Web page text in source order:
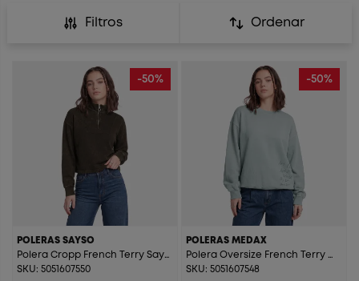
Filtros Ordenar
-50%
POLERAS SAYSO
Polera Cropp French Terry Sayso Acid Wash/Brown
SKU: 5051607550
-50%
POLERAS MEDAX
Polera Oversize French Terry Medax Acid Wash/Grey
SKU: 5051607548